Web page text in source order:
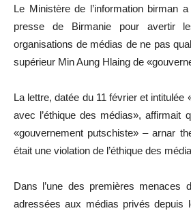
Le Ministère de l’information birman
presse de Birmanie pour avertir
organisations de médias de ne pas
supérieur Min Aung Hlaing de
La lettre, datée du 11 février et intitulée
avec l’éthique des médias», affirmait
«gouvernement putschiste» – arnar
était une violation de l’éthique des
Dans l’une des premières menaces
adressées aux médias privés depuis